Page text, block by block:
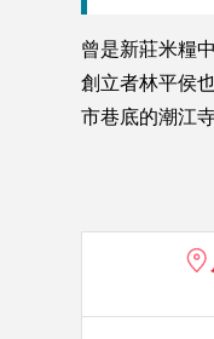
曾是新莊米糧
創立者林平侯
市巷底的潮江